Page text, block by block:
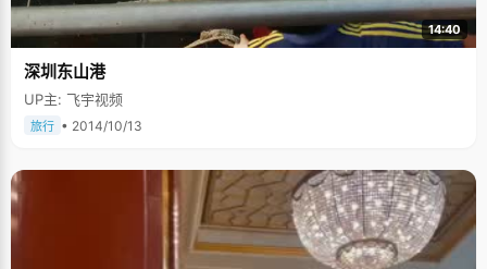
14:40
深圳东山港
UP主: 飞宇视频
旅行 • 2014/10/13